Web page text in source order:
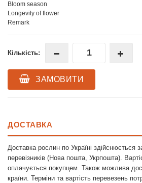
Bloom season
Longevity of flower
Remark
Кількість:
ЗАМОВИТИ
ДОСТАВКА
Доставка рослин по Україні здійснюється
перевізників (Нова пошта, Укрпошта).
оплачується покупцем. Також можлива
країни. Терміни та вартість перевезень